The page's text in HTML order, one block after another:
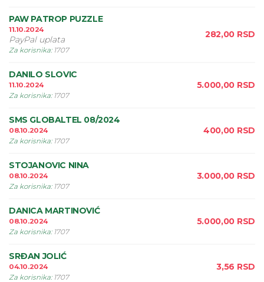
PAW PATROP PUZZLE
11.10.2024
PayPal uplata
Za korisnika: 1707
282,00 RSD
DANILO SLOVIC
11.10.2024
Za korisnika: 1707
5.000,00 RSD
SMS GLOBALTEL 08/2024
08.10.2024
Za korisnika: 1707
400,00 RSD
STOJANOVIC NINA
08.10.2024
Za korisnika: 1707
3.000,00 RSD
DANICA MARTINOVIĆ
08.10.2024
Za korisnika: 1707
5.000,00 RSD
SRÐAN JOLIĆ
04.10.2024
Za korisnika: 1707
3,56 RSD